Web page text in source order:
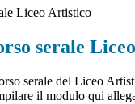
Liceo Artistico
serale
serale del Liceo
il modulo qui